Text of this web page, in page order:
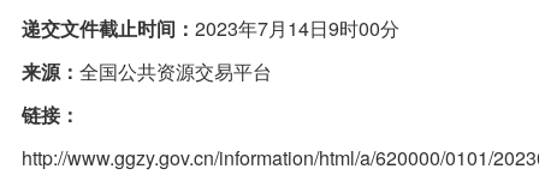
递交文件截止时间： 2023年7月14日9时00分
来源： 全国公共资源交易平台
链接：
http://www.ggzy.gov.cn/information/html/a/620000/0101/